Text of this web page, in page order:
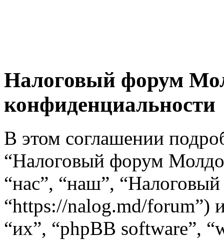
Налоговый форум
конфиденциальности
В этом соглашении
“Налоговый форум
“нас”, “наш”,
“https://nalog.md/forum”)
“их”, “phpBB software”,